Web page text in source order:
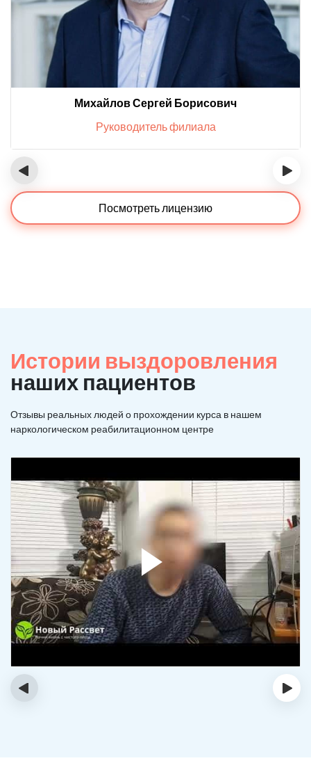
Михайлов Сергей Борисович
Руководитель филиала
‹ ›
Посмотреть лицензию
Истории выздоровления
наших пациентов
Отзывы реальных людей о прохождении курса в нашем
наркологическом реабилитационном центре
‹ ›